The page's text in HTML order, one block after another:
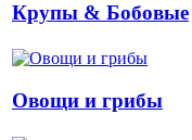
Крупы & Бобовые
Овощи и грибы